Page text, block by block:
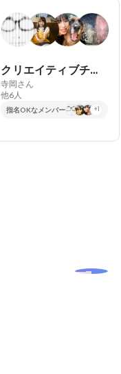
クリエイティブチーム
寺岡さん
他6人
指名OKなメンバー +1